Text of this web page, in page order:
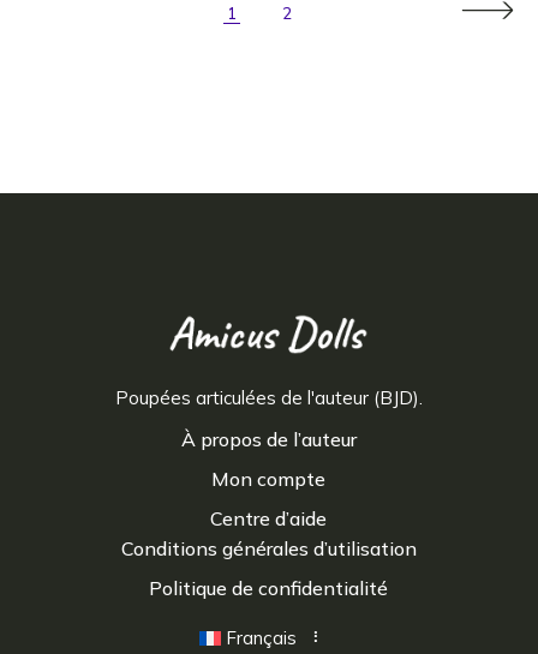
1 2
À propos de l’auteur
Mon compte
Centre d’aide
Poupées articulées de l'auteur (BJD).
Conditions générales d’utilisation
Politique de confidentialité
Français